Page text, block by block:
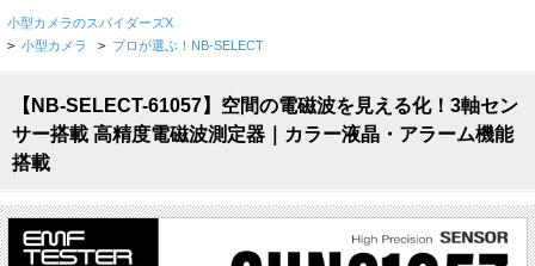
小型カメラのスパイダーズX
> 小型カメラ > プロが選ぶ！NB-SELECT
【NB-SELECT-61057】空間の電磁波を見える化！3軸セン
サー搭載 高精度電磁波測定器｜カラー液晶・アラーム機能
搭載